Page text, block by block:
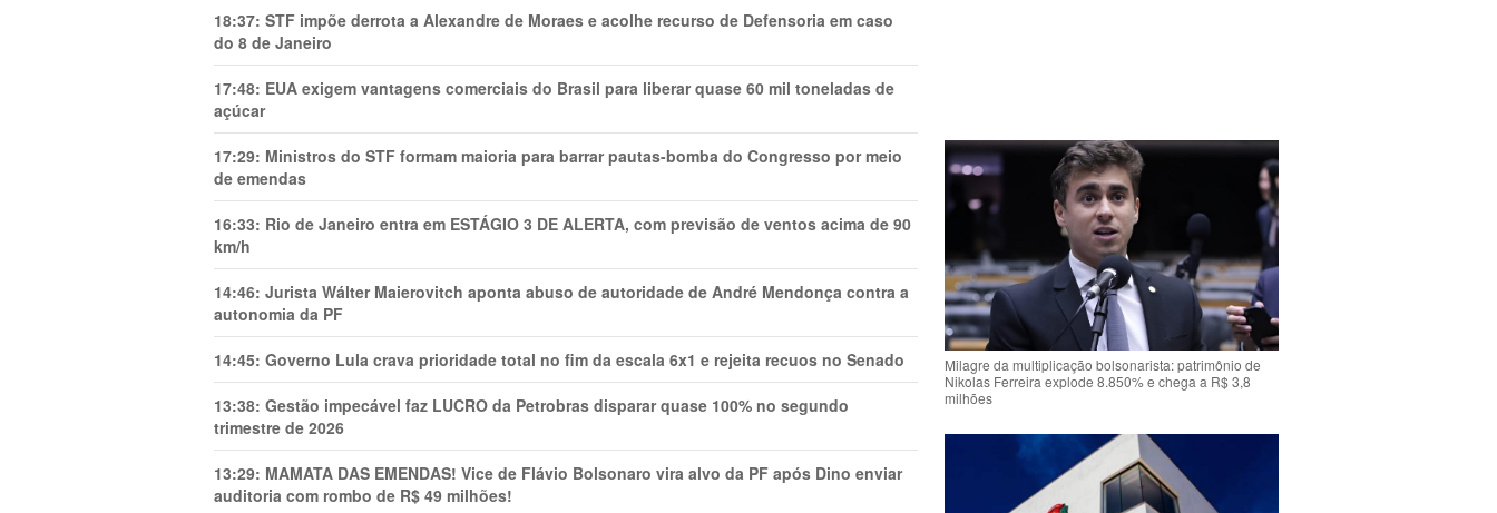
18:37: STF impõe derrota a Alexandre de Moraes e acolhe recurso de Defensoria em caso
do 8 de Janeiro
17:48: EUA exigem vantagens comerciais do Brasil para liberar quase 60 mil toneladas de
açúcar
17:29: Ministros do STF formam maioria para barrar pautas-bomba do Congresso por meio
de emendas
16:33: Rio de Janeiro entra em ESTÁGIO 3 DE ALERTA, com previsão de ventos acima de 90
km/h
14:46: Jurista Wálter Maierovitch aponta abuso de autoridade de André Mendonça contra a
autonomia da PF
14:45: Governo Lula crava prioridade total no fim da escala 6x1 e rejeita recuos no Senado
13:38: Gestão impecável faz LUCRO da Petrobras disparar quase 100% no segundo
trimestre de 2026
13:29: MAMATA DAS EMENDAS! Vice de Flávio Bolsonaro vira alvo da PF após Dino enviar
auditoria com rombo de R$ 49 milhões!
Milagre da multiplicação bolsonarista: patrimônio de
Nikolas Ferreira explode 8.850% e chega a R$ 3,8
milhões